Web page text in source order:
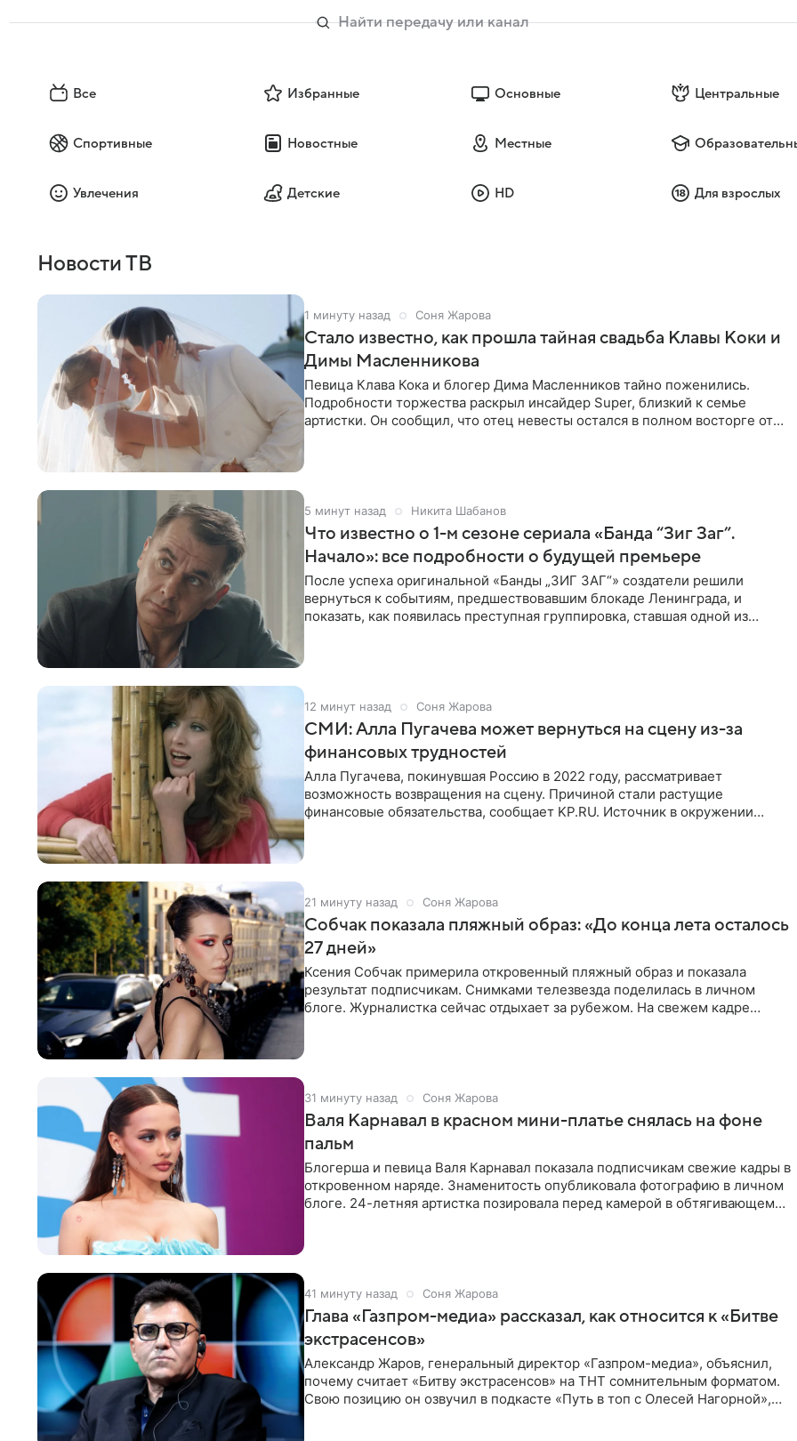
Все Избранные Основные Центральные
Спортивные Новостные Местные
Увлечения Детские HD Для взрослых
Новости ТВ
1 минуту назад Соня Жарова
Стало известно, как прошла тайная свадьба Клавы Коки и
Димы Масленникова
Певица Клава Кока и блогер Дима Масленников тайно поженились.
Подробности торжества раскрыл инсайдер Super, близкий к семье
артистки. Он сообщил, что отец невесты остался в полном восторге от
5 минут назад Никита Шабанов
Что известно о 1-м сезоне сериала «Банда “Зиг Заг”.
Начало»: все подробности о будущей премьере
После успеха оригинальной «Банды „ЗИГ ЗАГ“» создатели решили
вернуться к событиям, предшествовавшим блокаде Ленинграда, и
показать, как появилась преступная группировка, ставшая одной из
12 минут назад Соня Жарова
СМИ: Алла Пугачева может вернуться на сцену из-за
финансовых трудностей
Алла Пугачева, покинувшая Россию в 2022 году, рассматривает
возможность возвращения на сцену. Причиной стали растущие
финансовые обязательства, сообщает KP.RU. Источник в окружении
21 минуту назад Соня Жарова
Собчак показала пляжный образ: «До конца лета осталось
27 дней»
Ксения Собчак примерила откровенный пляжный образ и показала
результат подписчикам. Снимками телезвезда поделилась в личном
блоге. Журналистка сейчас отдыхает за рубежом. На свежем кадре
31 минуту назад Соня Жарова
Валя Карнавал в красном мини-платье снялась на фоне
пальм
Блогерша и певица Валя Карнавал показала подписчикам свежие кадры в
откровенном наряде. Знаменитость опубликовала фотографию в личном
блоге. 24-летняя артистка позировала перед камерой в обтягивающем
41 минуту назад Соня Жарова
Глава «Газпром-медиа» рассказал, как относится к «Битве
экстрасенсов»
Александр Жаров, генеральный директор «Газпром-медиа», объяснил,
почему считает «Битву экстрасенсов» на ТНТ сомнительным форматом.
Свою позицию он озвучил в подкасте «Путь в топ с Олесей Нагорной»,